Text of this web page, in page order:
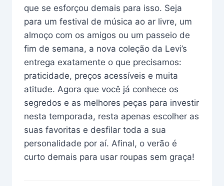
que se esforçou demais para isso. Seja
para um festival de música ao ar livre, um
almoço com os amigos ou um passeio de
fim de semana, a nova coleção da Levi’s
entrega exatamente o que precisamos:
praticidade, preços acessíveis e muita
atitude. Agora que você já conhece os
segredos e as melhores peças para investir
nesta temporada, resta apenas escolher as
suas favoritas e desfilar toda a sua
personalidade por aí. Afinal, o verão é
curto demais para usar roupas sem graça!